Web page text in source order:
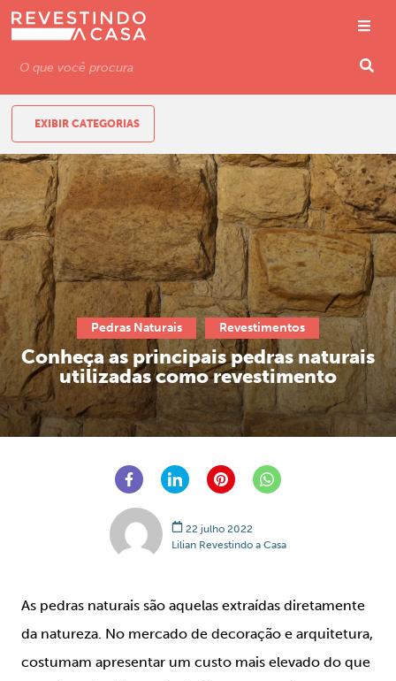
EXIBIR CATEGORIAS
Pedras Naturais Revestimentos
Conheça as principais pedras naturais
utilizadas como revestimento
22 julho 2022
Lilian Revestindo a Casa
As pedras naturais são aquelas extraídas diretamente
da natureza. No mercado de decoração e arquitetura,
costumam apresentar um custo mais elevado do que